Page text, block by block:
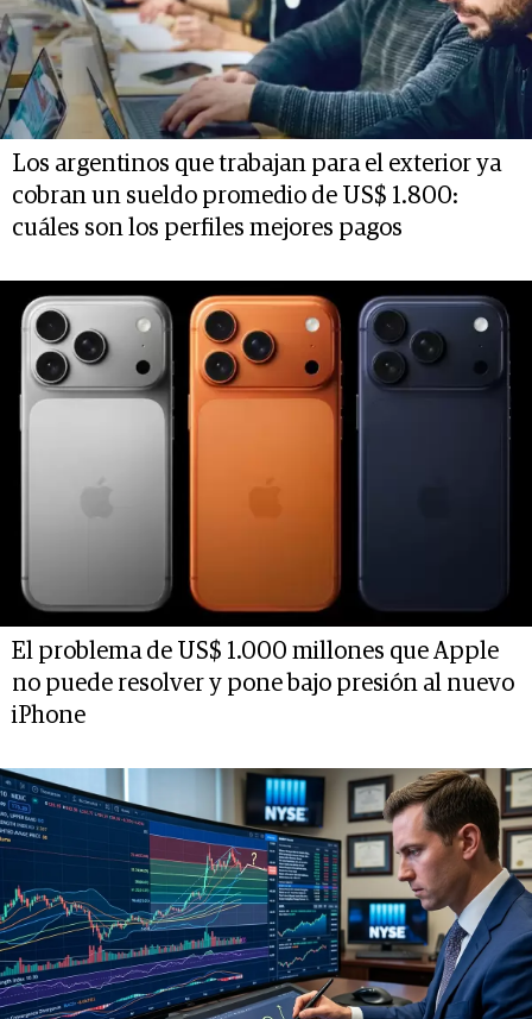
Los argentinos que trabajan para el exterior ya
cobran un sueldo promedio de US$ 1.800:
cuáles son los perfiles mejores pagos
El problema de US$ 1.000 millones que Apple
no puede resolver y pone bajo presión al nuevo
iPhone